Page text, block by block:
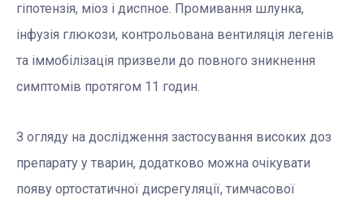
гіпотензія, міоз і диспное. Промивання шлунка,
інфузія глюкози, контрольована вентиляція легенів
та іммобілізація призвели до повного зникнення
симптомів протягом 11 годин.
З огляду на дослідження застосування високих доз
препарату у тварин, додатково можна очікувати
появу ортостатичної дисрегуляції, тимчасової